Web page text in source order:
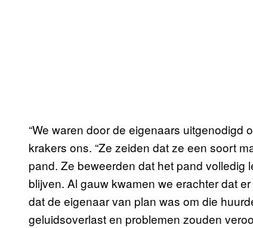
“We waren door de eigenaars uitgenodigd
krakers ons. “Ze zeiden dat ze een soort
pand. Ze beweerden dat het pand volledig
blijven. Al gauw kwamen we erachter dat
dat de eigenaar van plan was om die
geluidsoverlast en problemen zouden